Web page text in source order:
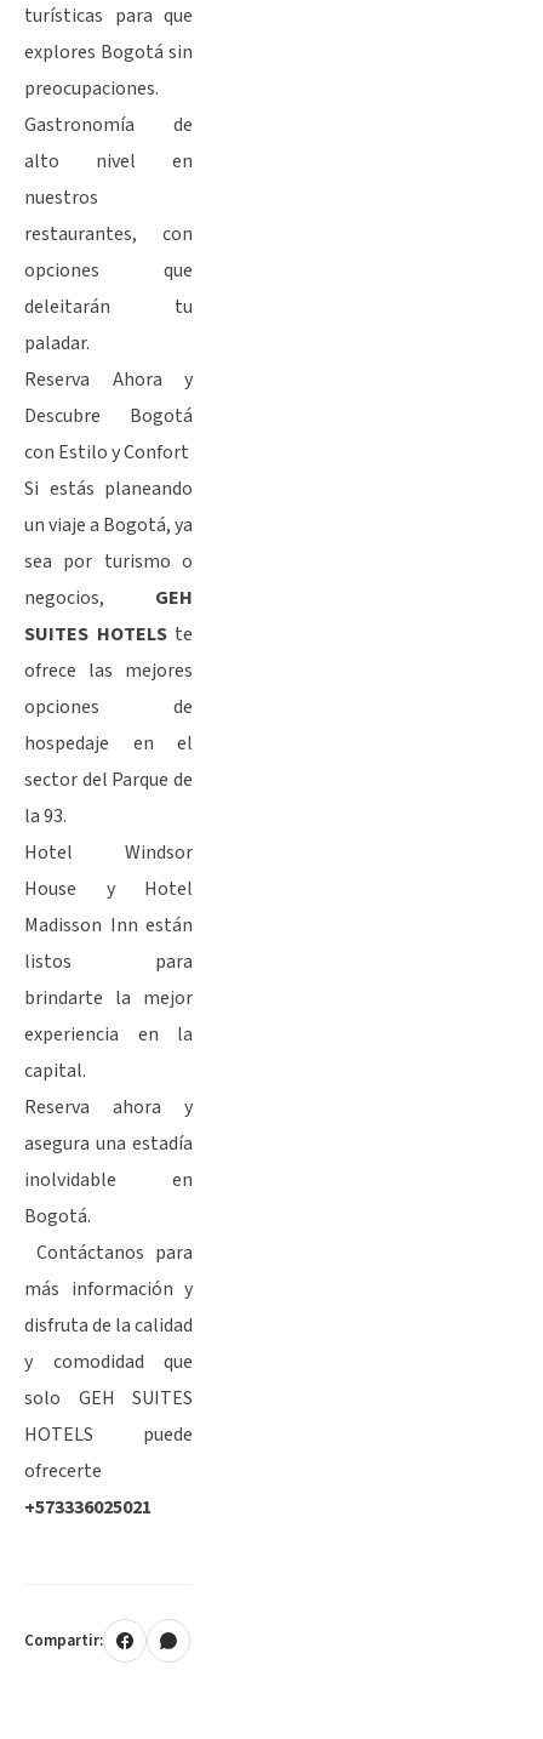
turísticas para que
explores Bogotá sin
preocupaciones.
Gastronomía de
alto nivel en
nuestros
restaurantes, con
opciones que
deleitarán tu
paladar.
Reserva Ahora y
Descubre Bogotá
con Estilo y Confort
Si estás planeando
un viaje a Bogotá, ya
sea por turismo o
negocios, GEH
SUITES HOTELSte
ofrece las mejores
opciones de
hospedaje en el
sector del Parque de
la 93.
Hotel Windsor
House y Hotel
Madisson Inn están
listos para
brindarte la mejor
experiencia en la
capital.
Reserva ahora y
asegura una estadía
inolvidable en
Bogotá.
Contáctanos para
más información y
disfruta de la calidad
y comodidad que
solo GEH SUITES
HOTELS puede
ofrecerte
+573336025021
Compartir: